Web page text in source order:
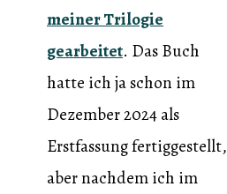
meiner Trilogie
gearbeitet. Das Buch
hatte ich ja schon im
Dezember 2024 als
Erstfassung fertiggestellt,
aber nachdem ich im